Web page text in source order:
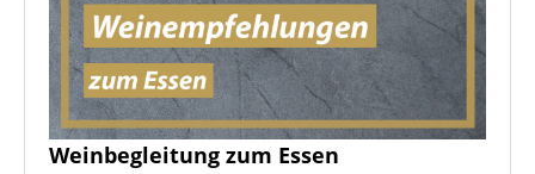
Weinbegleitung zum Essen